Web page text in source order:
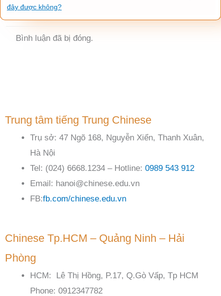
đây được không?
Bình luận đã bị đóng.
Trung tâm tiếng Trung Chinese
Trụ sở: 47 Ngõ 168, Nguyễn Xiển, Thanh Xuân,
Hà Nội
Tel: (024) 6668.1234 – Hotline: 0989 543 912
Email: hanoi@chinese.edu.vn
FB:fb.com/chinese.edu.vn
Chinese Tp.HCM – Quảng Ninh – Hải
Phòng
HCM: Lê Thị Hồng, P.17, Q.Gò Vấp, Tp HCM
Phone: 0912347782